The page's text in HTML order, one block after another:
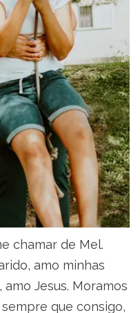
chamar de Mel.
amo minhas
Jesus. Moramos
sempre que consigo,